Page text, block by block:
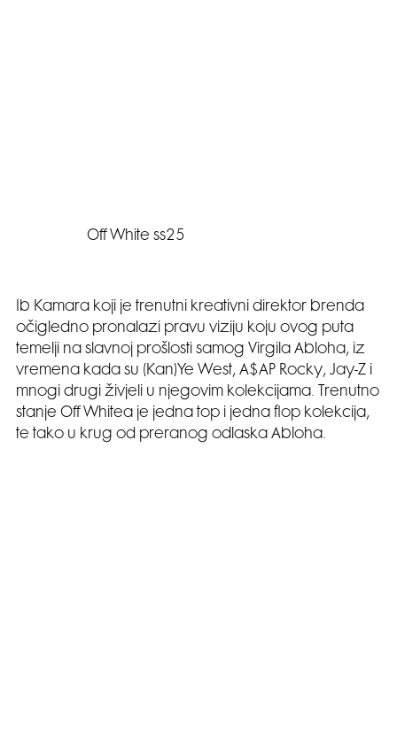
Off White ss25
Ib Kamara koji je trenutni kreativni direktor brenda
očigledno pronalazi pravu viziju koju ovog puta
temelji na slavnoj prošlosti samog Virgila Abloha, iz
vremena kada su (Kan)Ye West, A$AP Rocky, Jay-Z i
mnogi drugi živjeli u njegovim kolekcijama. Trenutno
stanje Off Whitea je jedna top i jedna flop kolekcija,
te tako u krug od preranog odlaska Abloha.